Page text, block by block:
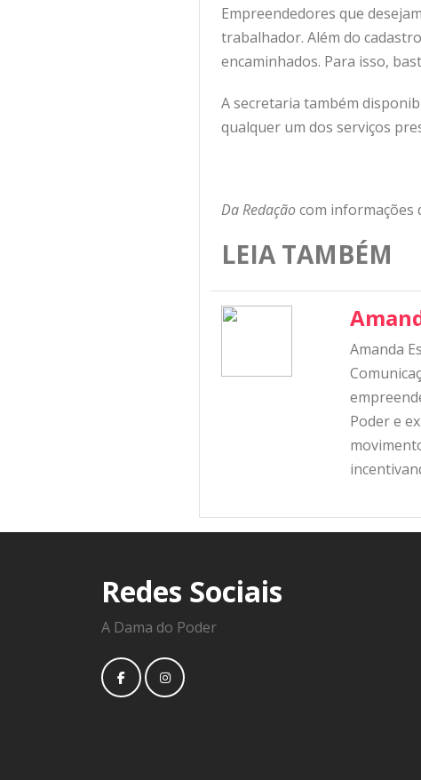
Empreendedores que
trabalhador. Além do
encaminhados. Para isso,
A secretaria também
qualquer um dos serviços
Da Redaçãocom informações
LEIA TAMBÉM
Amanda
Poder e
Redes Sociais
A Dama do Poder